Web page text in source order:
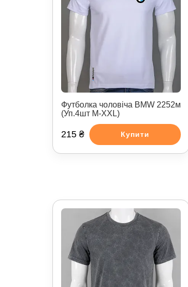
Футболка чоловіча BMW 2252м
(Уп.4шт M-XXL)
215 ₴ Купити